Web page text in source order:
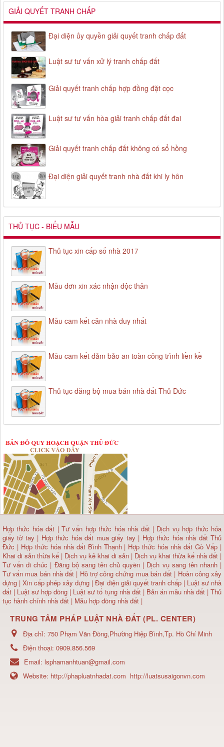
GIẢI QUYẾT TRANH CHẤP
Đại diện ủy quyền giải quyết tranh chấp đất
Luật sư tư vấn xử lý tranh chấp đất
Giải quyết tranh chấp hợp đồng đặt cọc
Luật sư tư vấn hòa giải tranh chấp đất đai
Giải quyết tranh chấp đất không có sổ hồng
Đại diện giải quyết tranh nhà đất khi ly hôn
THỦ TỤC - BIỂU MẪU
Thủ tục xin cấp số nhà 2017
Mẫu đơn xin xác nhận độc thân
Mẫu cam kết căn nhà duy nhất
Mẫu cam kết đảm bảo an toàn công trình liền kề
Thủ tục đăng bộ mua bán nhà đất Thủ Đức
Hợp thức hóa đất |Tư vấn hợp thức hóa nhà đất| Dịch vụ hợp thức hóa
giấy tờ tay | Hợp thức hóa đất mua giấy tay | Hợp thức hóa nhà đất Thủ
Đức | Hợp thức hóa nhà đất Bình Thạnh | Hợp thức hóa nhà đất Gò Vấp |
Khai di sản thừa kế | Dịch vụ kê khai di sản | Dịch vụ khai thừa kế nhà đất |
Tư vấn di chúc | Đăng bộ sang tên chủ quyền | Dịch vụ sang tên nhanh |
Tư vấn mua bán nhà đất | Hỗ trợ công chứng mua bán đất | Hoàn công xây
dựng | Xin cấp phép xây dựng |Đại diện giải quyết tranh chấp | Luật sư nhà
đất | Luật sư hợp đồng | Luật sư tố tụng nhà đất | Bản án mẫu nhà đất|Thủ
tục hành chính nhà đất | Mẫu hợp đồng nhà đất |
TRUNG TÂM PHÁP LUẬT NHÀ ĐẤT (PL. CENTER)
Địa chỉ: 750 Phạm Văn Đồng,Phường Hiệp Bình,Tp. Hồ Chí Minh
Điện thoại: 0909.856.569
Email: lsphamanhtuan@gmail.com
Website: http://phapluatnhadat.com http://luatsusaigonvn.com